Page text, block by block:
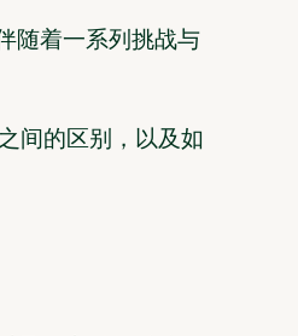
随着一系列挑战与
间的区别，以及如